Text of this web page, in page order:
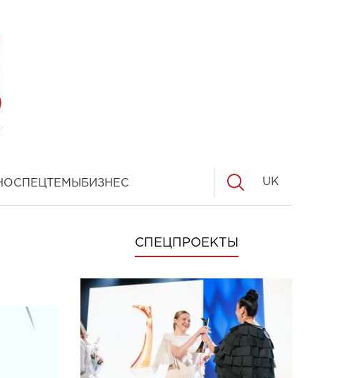
СПЕЦТЕМЫ БИЗНЕС UK
СПЕЦПРОЕКТЫ